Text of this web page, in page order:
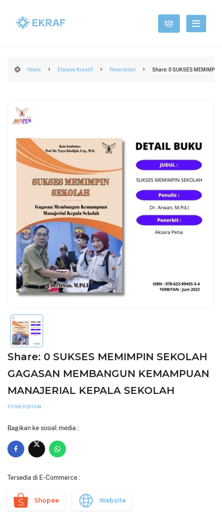
Home Etalase Kreatif Penerbitan Share: 0 SUKSES MEMIMPIN
Share: 0 SUKSES MEMIMPIN SEKOLAH
GAGASAN MEMBANGUN KEMAMPUAN
MANAJERIAL KEPALA SEKOLAH
PENERBITAN
Bagikan ke sosial media :
Tersedia di E-Commerce :
Shopee Website